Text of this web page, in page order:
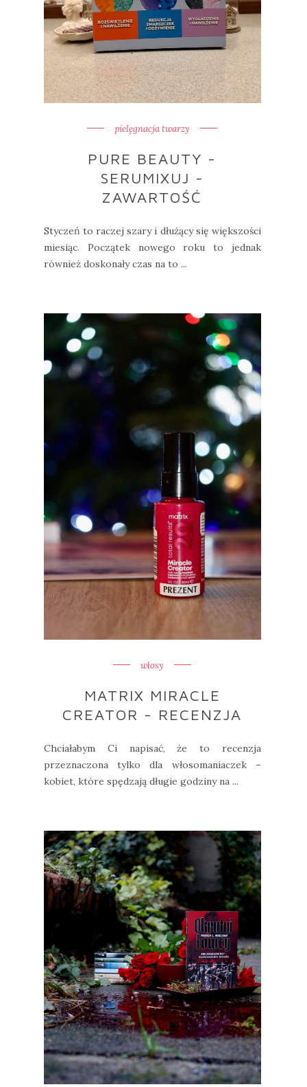
pielęgnacja twarzy
PURE BEAUTY -
SERUMIXUJ -
ZAWARTOŚĆ
Styczeń to raczej szary i dłużący się większości
miesiąc. Początek nowego roku to jednak
również doskonały czas na to ...
włosy
MATRIX MIRACLE
CREATOR - RECENZJA
Chciałabym Ci napisać, że to recenzja
przeznaczona tylko dla włosomaniaczek –
kobiet, które spędzają długie godziny na ...